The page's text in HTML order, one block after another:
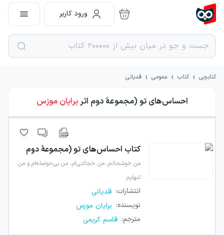
ورود کاربر
کتابچی › کتاب › عمومی › قدیانی
احساس‌های تو (مجموعهٔ دوم اثربرایان موزس
کتاب احساس‌های تو (مجموعهٔ دوم
من خوشحالم، من خجالتی‌ام، من بی‌حوصله‌ام و من
تنهایم
انتشارات: قدیانی
نویسنده: برایان موزس
مترجم: قاسم کریمی